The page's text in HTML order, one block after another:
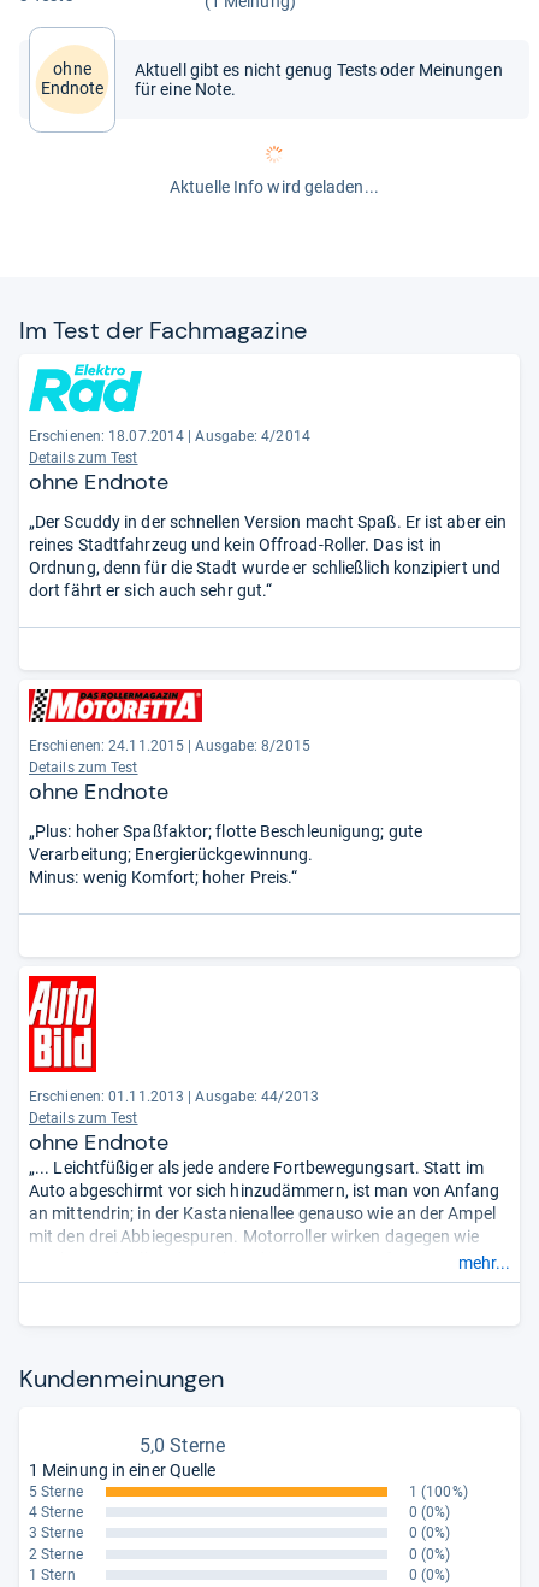
ohne
Endnote
Aktuell gibt es nicht genug Tests oder Meinungen
für eine Note.
Aktuelle Info wird geladen...
Im Test der Fach­ma­ga­zine
Erschienen: 18.07.2014
Ausgabe: 4/2014
Details zum Test
ohne Endnote
„Der Scuddy in der schnellen Version macht Spaß. Er ist aber ein
reines Stadtfahrzeug und kein Offroad-Roller. Das ist in
Ordnung, denn für die Stadt wurde er schließlich konzipiert und
dort fährt er sich auch sehr gut.“
Erschienen: 24.11.2015
Ausgabe: 8/2015
Details zum Test
ohne Endnote
„Plus: hoher Spaßfaktor; flotte Beschleunigung; gute
Verarbeitung; Energierückgewinnung.
Minus: wenig Komfort; hoher Preis.“
Erschienen: 01.11.2013
Ausgabe: 44/2013
Details zum Test
ohne Endnote
„... Leichtfüßiger als jede andere Fortbewegungsart. Statt im
Auto abgeschirmt vor sich hinzudämmern, ist man von Anfang
an mittendrin; in der Kastanienallee genauso wie an der Ampel
mit den drei Abbiegespuren. Motorroller wirken dagegen wie
antreten, absteigen passieren nicht so nebenbei wie mit dem
mehr...
Kun­den­mei­nun­gen
5,0 Sterne
1 Meinung in einer Quelle
5 Sterne 1 (100%)
4 Sterne
0 (0%)
3 Sterne
0 (0%)
2 Sterne
0 (0%)
1 Stern
0 (0%)